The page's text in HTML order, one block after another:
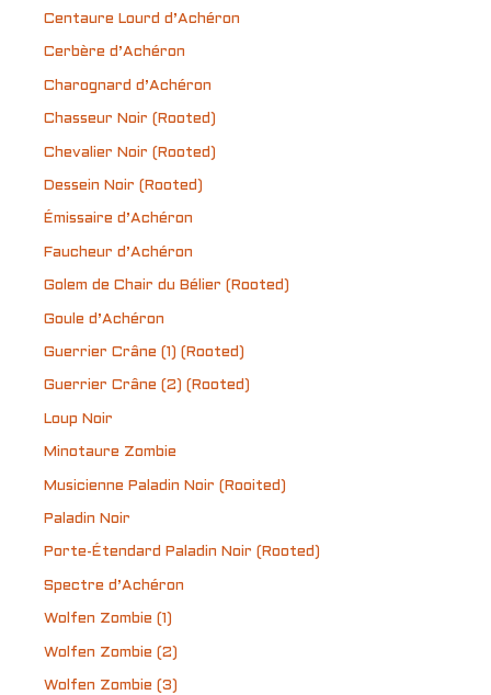
Centaure Lourd d’Achéron
Cerbère d’Achéron
Charognard d’Achéron
Chasseur Noir (Rooted)
Chevalier Noir (Rooted)
Dessein Noir (Rooted)
Émissaire d’Achéron
Faucheur d’Achéron
Golem de Chair du Bélier (Rooted)
Goule d’Achéron
Guerrier Crâne (1) (Rooted)
Guerrier Crâne (2) (Rooted)
Loup Noir
Minotaure Zombie
Musicienne Paladin Noir (Rooited)
Paladin Noir
Porte-Étendard Paladin Noir (Rooted)
Spectre d’Achéron
Wolfen Zombie (1)
Wolfen Zombie (2)
Wolfen Zombie (3)